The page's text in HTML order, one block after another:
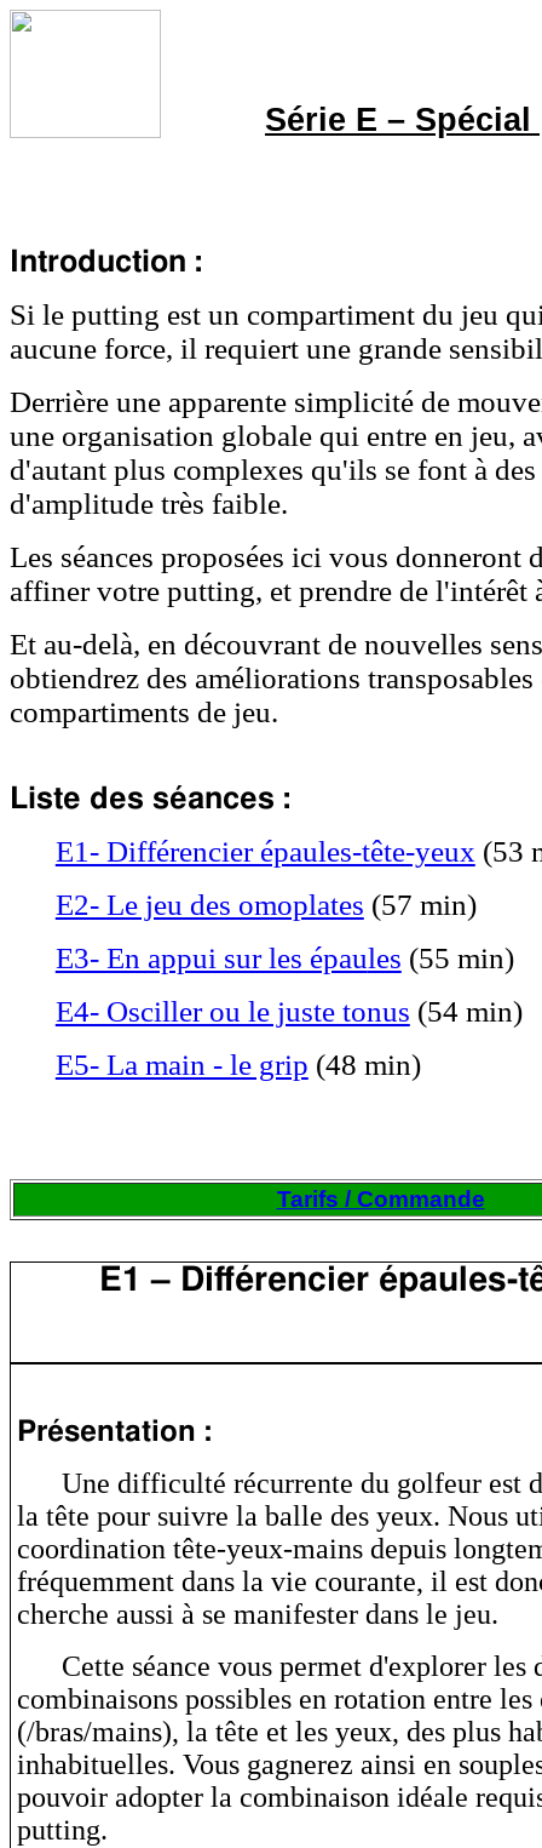
Série E –
Introduction :
Si le putting est un compartiment du jeu
aucune force, il requiert une grande
Derrière une apparente simplicité de
une organisation globale qui entre en jeu,
d'autant plus complexes qu'ils se font à
d'amplitude très faible.
Les séances proposées ici vous donneront
affiner votre putting, et prendre de l'intérêt
Et au-delà, en découvrant de nouvelles
obtiendrez des améliorations transposables
compartiments de jeu.
Liste des séances :
E1- Différencier épaules-tête-yeux(53
E2- Le jeu des omoplates (57 min)
E3- En appui sur les épaules (55 min)
E4- Osciller ou le juste tonus (54 min)
E5- La main - le grip (48 min)
Tarifs / Commande
E1 – Différencier épaules-
Présentation :
Une difficulté récurrente du golfeur est
la tête pour suivre la balle des yeux. Nous
coordination tête-yeux-mains depuis
fréquemment dans la vie courante, il est
cherche aussi à se manifester dans le jeu.
Cette séance vous permet d'explorer les
combinaisons possibles en rotation entre les
(/bras/mains), la tête et les yeux, des plus
inhabituelles. Vous gagnerez ainsi en
pouvoir adopter la combinaison idéale
putting.